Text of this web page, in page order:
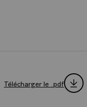
Télécharger le .pdf